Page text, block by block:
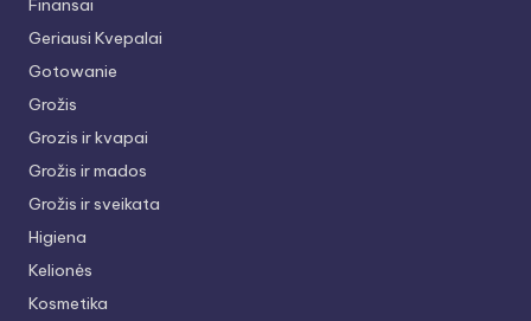
Finansai
Geriausi Kvepalai
Gotowanie
Grožis
Grozis ir kvapai
Grožis ir mados
Grožis ir sveikata
Higiena
Kelionės
Kosmetika